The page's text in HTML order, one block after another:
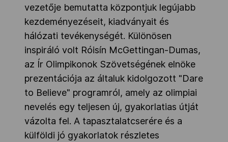
vezetője bemutatta központjuk legújabb
kezdeményezéseit, kiadványait és
hálózati tevékenységét. Különösen
inspiráló volt Róisín McGettingan-Dumas,
az Ír Olimpikonok Szövetségének elnöke
prezentációja az általuk kidolgozott "Dare
to Believe" programról, amely az olimpiai
nevelés egy teljesen új, gyakorlatias útját
vázolta fel. A tapasztalatcserére és a
külföldi jó gyakorlatok részletes